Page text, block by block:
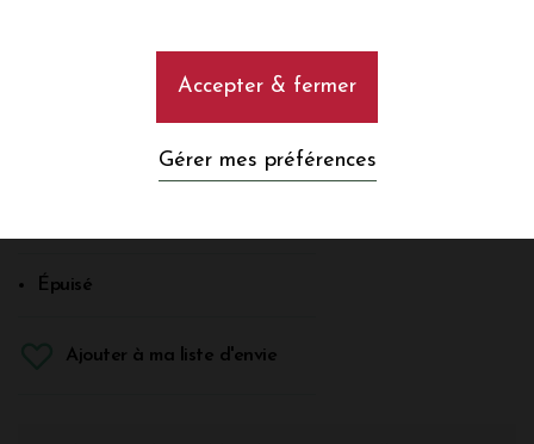
Accepter & fermer
Gérer mes préférences
Bordeaux Rosé
Épuisé
Ajouter à ma liste d'envie